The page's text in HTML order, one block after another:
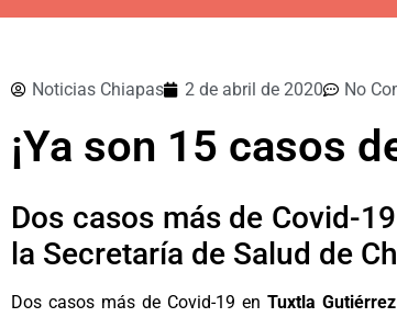
Noticias Chiapas 2 de abril de 2020 No
¡Ya son 15 casos
Dos casos más de Covid-
la Secretaría de Salud de
Dos casos más de Covid-19 en Tuxtla Gutiérrez